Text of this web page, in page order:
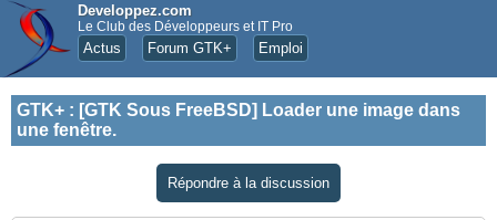
Developpez.com
Le Club des Développeurs et IT Pro
Actus Forum GTK+ Emploi
GTK+ : [GTK Sous FreeBSD] Loader une image dans
une fenêtre.
Répondre à la discussion